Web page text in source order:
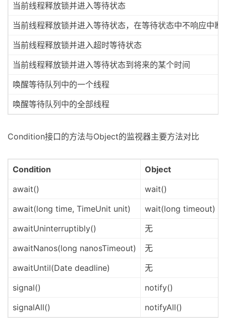
当前线程释放锁并进入等待状态
当前线程释放锁并进入等待状态，在等待状态中不响应中断
当前线程释放锁并进入超时等待状态
当前线程释放锁并进入等待状态到将来的某个时间
唤醒等待队列中的一个线程
唤醒等待队列中的全部线程
Condition接口的方法与Object的监视器主要方法对比
Condition Object
await()
wait()
await(long time, TimeUnit unit)
wait(long timeout)
awaitUninterruptibly()
无
awaitNanos(long nanosTimeout)
无
awaitUntil(Date deadline)
无
signal()
notify()
signalAll()
notifyAll()